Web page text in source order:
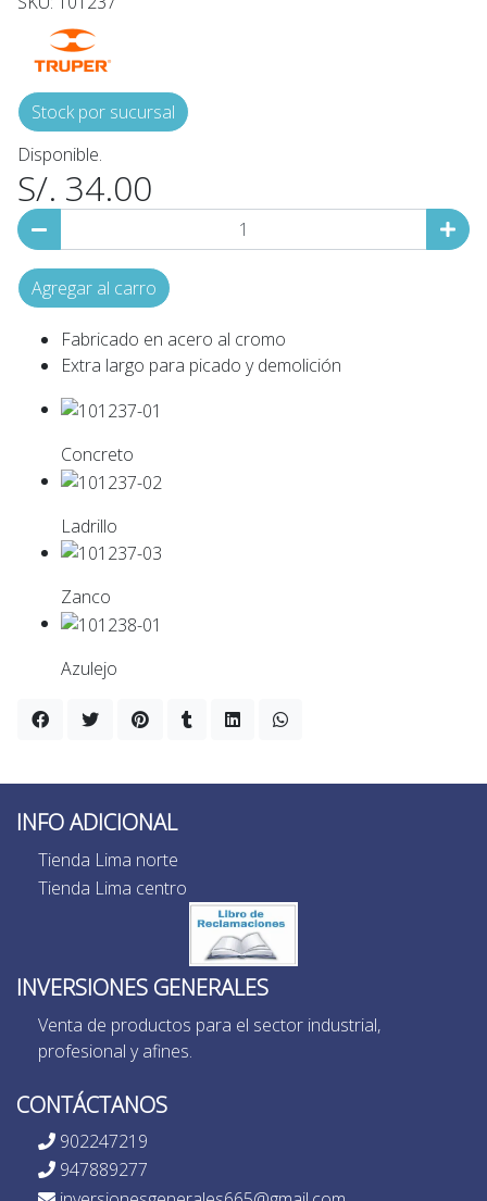
Stock por sucursal
Disponible.
S/. 34.00
Agregar al carro
Fabricado en acero al cromo
Extra largo para picado y demolición
Concreto
Ladrillo
Zanco
Azulejo
INFO ADICIONAL
Tienda Lima norte
Tienda Lima centro
INVERSIONES GENERALES
Venta de productos para el sector industrial,
profesional y afines.
CONTÁCTANOS
902247219
947889277